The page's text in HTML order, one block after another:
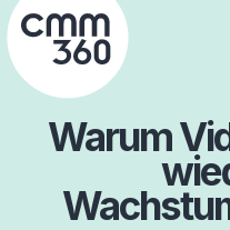
Skip
to
content
Warum